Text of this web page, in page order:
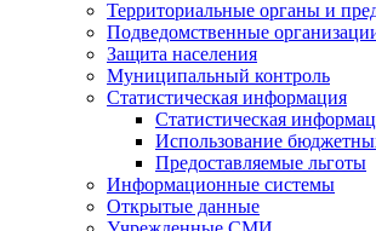
Территориальные органы и
Подведомственные
Защита населения
Муниципальный контроль
Статистическая информация
Статистическая
Использование
Предоставляемые льготы
Информационные системы
Открытые данные